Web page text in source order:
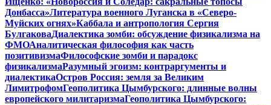
Донбасса»Литература военного Луганска в «Северо-
Муйских огнях»Каббала и антропология Сергия
БулгаковаДиалектика зомби: обсуждение физикализма на
ФМОАналитическая философия как часть
позитивизмаФилософские зомби и парадокс
физикализмаРазумный эгоизм: контраргументы и
диалектикаОстров Россия: земля за Великим
ЛимитрофомГеополитика Цымбурского: длинные волны
европейского милитаризмаГеополитика Цымбурского: